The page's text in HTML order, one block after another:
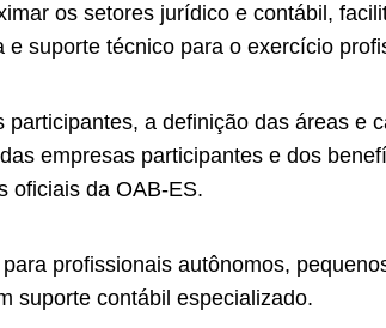
os setores jurídico e contábil,
suporte técnico para o exercício
a definição das áreas e
empresas participantes e dos
oficiais da OAB-ES.
profissionais autônomos,
suporte contábil especializado.